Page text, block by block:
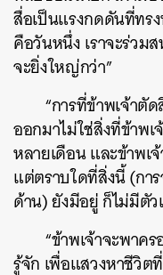
สื่อเป็นแรงกดดันที่ทร
คือวันหนึ่ง เราจะร่วม
จะยิ่งใหญ่กว่า”
“การที่ข้าพเจ้าตั
ออกมาไม่ใช่สิ่งที่ข้าพเ
หลายเดือน และข้าพเ
แต่ตราบใดที่สิ่งนี้ (กา
ด้าน) ยังมีอยู่ ก็ไม่มีตั
“ข้าพเจ้าจะพาค
รู้จัก เพื่อแสวงหาชีวิต